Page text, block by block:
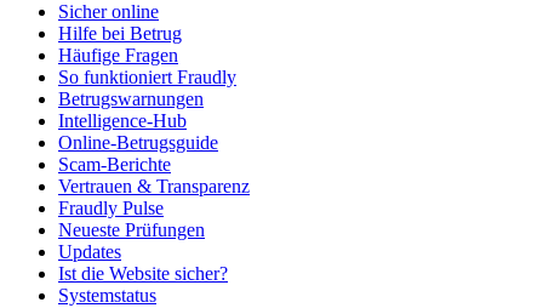
Sicher online
Hilfe bei Betrug
Häufige Fragen
So funktioniert Fraudly
Betrugswarnungen
Intelligence-Hub
Online-Betrugsguide
Scam-Berichte
Vertrauen & Transparenz
Fraudly Pulse
Neueste Prüfungen
Updates
Ist die Website sicher?
Systemstatus